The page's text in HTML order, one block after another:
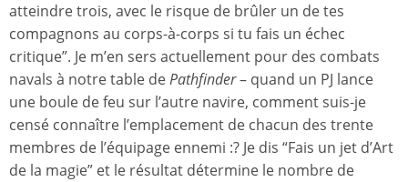
atteindre trois, avec le risque de brûler un de tes
compagnons au corps-à-corps si tu fais un échec
critique”. Je m’en sers actuellement pour des combats
navals à notre table dePathfinder– quand un PJ lance
une boule de feu sur l’autre navire, comment suis-je
censé connaître l’emplacement de chacun des trente
membres de l’équipage ennemi :? Je dis “Fais un jet d’Art
de la magie” et le résultat détermine le nombre de